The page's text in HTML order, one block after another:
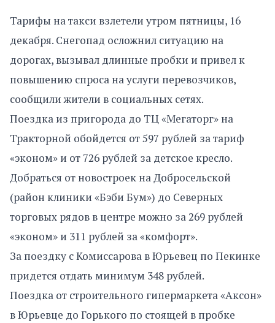
Тарифы на такси взлетели утром пятницы, 16
декабря. Снегопад осложнил ситуацию на
дорогах, вызывал длинные пробки и привел к
повышению спроса на услуги перевозчиков,
сообщили жители в социальных сетях.
Поездка из пригорода до ТЦ «Мегаторг» на
Тракторной обойдется от 597 рублей за тариф
«эконом» и от 726 рублей за детское кресло.
Добраться от новостроек на Добросельской
(район клиники «Бэби Бум») до Северных
торговых рядов в центре можно за 269 рублей
«эконом» и 311 рублей за «комфорт».
За поездку с Комиссарова в Юрьевец по Пекинке
придется отдать минимум 348 рублей.
Поездка от строительного гипермаркета «Аксон»
в Юрьевце до Горького по стоящей в пробке